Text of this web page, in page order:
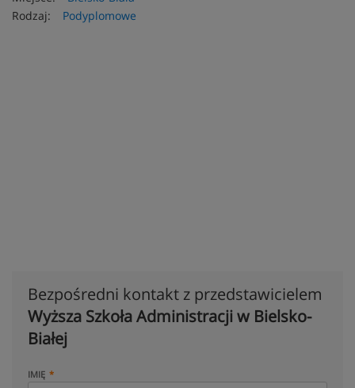
Rodzaj:
Podyplomowe
Bezpośredni kontakt z przedstawicielem
Wyższa Szkoła Administracji w Bielsko-
Białej
IMIĘ